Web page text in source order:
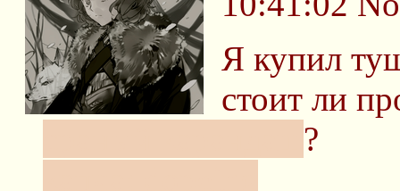
Я купил
стоит ли
?